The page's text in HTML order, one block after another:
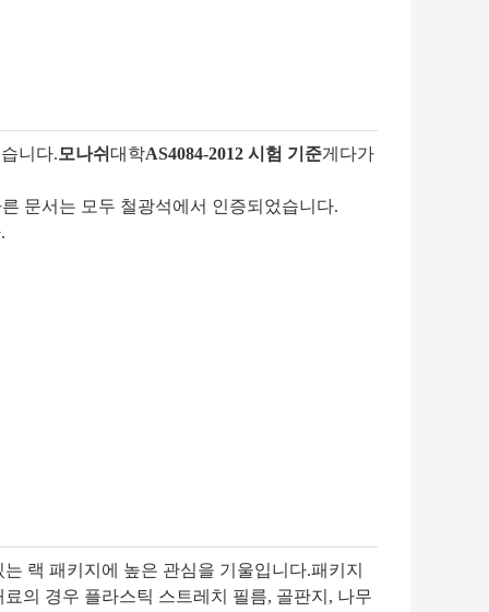
니다.모나쉬 대학AS4084-2012 시험 기준게다가
문서는 모두 철광석에서 인증되었습니다.
랙 패키지에 높은 관심을 기울입니다.패키지
의 경우 플라스틱 스트레치 필름, 골판지, 나무